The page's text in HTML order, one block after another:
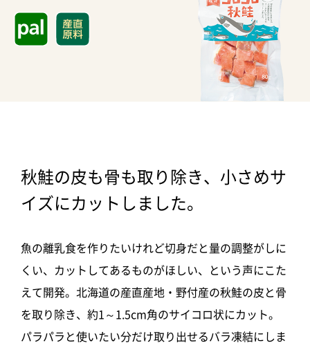
秋鮭の皮も骨も取り除き、小さめサ
イズにカットしました。
魚の離乳食を作りたいけれど切身だと量の調整がしに
くい、カットしてあるものがほしい、という声にこた
えて開発。北海道の産直産地・野付産の秋鮭の皮と骨
を取り除き、約1～1.5cm角のサイコロ状にカット。
パラパラと使いたい分だけ取り出せるバラ凍結にしま